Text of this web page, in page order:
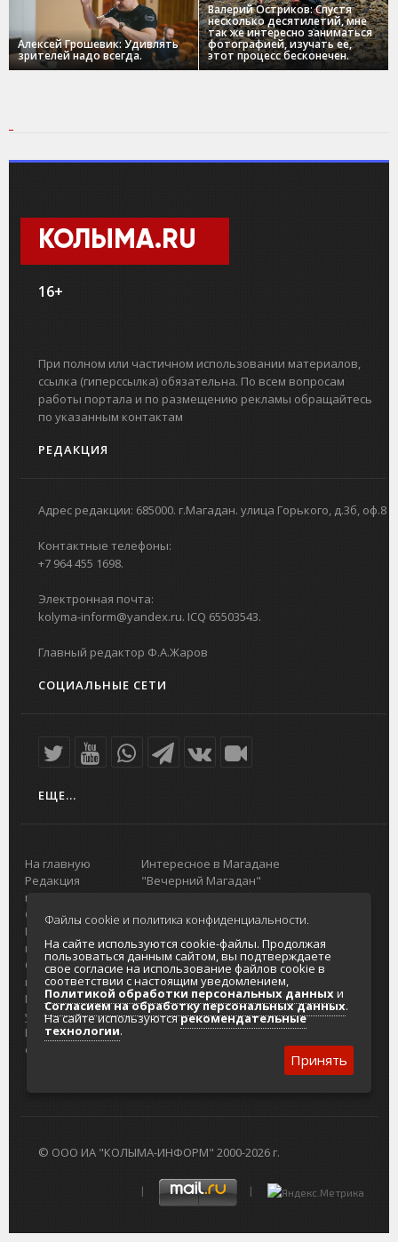
Алексей Грошевик: Удивлять
зрителей надо всегда.
Валерий Остриков: Спустя
несколько десятилетий, мне
так же интересно заниматься
фотографией, изучать ее,
этот процесс бесконечен.
КОЛЫМА.RU
16+
При полном или частичном использовании материалов,
ссылка (гиперссылка) обязательна. По всем вопросам
работы портала и по размещению рекламы обращайтесь
по указанным контактам
РЕДАКЦИЯ
Адрес редакции: 685000. г.Магадан. улица Горького, д.3б, оф.8
Контактные телефоны:
+7 964 455 1698.
Электронная почта:
kolyma-inform@yandex.ru. ICQ 65503543.
Главный редактор Ф.А.Жаров
СОЦИАЛЬНЫЕ СЕТИ
ЕЩЕ...
На главную
Редакция
портала
О проекте
Реклама на
портале
Отзывы и
предложения
Интернет-
услуги
Разработка
сайтов
Интересное в Магадане
"Вечерний Магадан"
Городская доска объявлений
Главный туристический портал
Колымы
Политика в отношении обработки
персональных данных
Согласие на обработку персональных
данных
© ООО ИА "КОЛЫМА-ИНФОРМ" 2000-2026 г.
Файлы cookie и политика конфиденциальности.
На сайте используются cookie-файлы. Продолжая
пользоваться данным сайтом, вы подтверждаете
свое согласие на использование файлов cookie в
соответствии с настоящим уведомлением,
Политикой обработки персональных данныхи
Согласием на обработку персональных данных.
На сайте используютсярекомендательные
технологии.
Принять